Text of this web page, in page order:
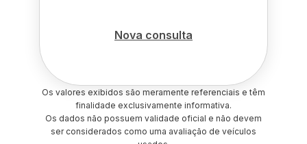
Nova consulta
Os valores exibidos são meramente referenciais e têm
finalidade exclusivamente informativa.
Os dados não possuem validade oficial e não devem
ser considerados como uma avaliação de veículos